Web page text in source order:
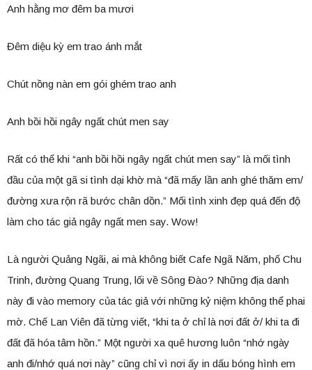
Anh hằng mơ đêm ba mươi
Đêm diệu kỳ em trao ánh mắt
Chút nồng nàn em gói ghém trao anh
Anh bồi hồi ngây ngất chút men say
Rất có thể khi “anh bồi hồi ngây ngất chút men say” là mối tình
đầu của một gã si tình dại khờ mà “đã mấy lần anh ghé thăm em/
đường xưa rộn rã bước chân dồn.” Mối tình xinh đẹp quá đến độ
làm cho tác giả ngây ngất men say. Wow!
Là người Quảng Ngãi, ai mà không biết Cafe Ngã Năm, phố Chu
Trinh, đường Quang Trung, lối về Sông Đào? Những địa danh
này đi vào memory của tác giả với những kỷ niệm không thể phai
mờ. Chế Lan Viên đã từng viết, “khi ta ở chỉ là nơi đất ở/ khi ta đi
đất đã hóa tâm hồn.” Một người xa quê hương luôn “nhớ ngày
anh đi/nhớ quá nơi này” cũng chỉ vì nơi ấy in dấu bóng hình em